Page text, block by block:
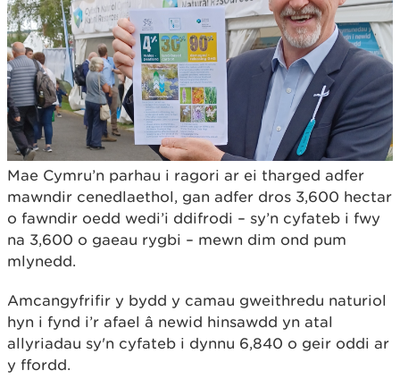
Mae Cymru’n parhau i ragori ar ei tharged adfer
mawndir cenedlaethol, gan adfer dros 3,600 hectar
o fawndir oedd wedi’i ddifrodi – sy’n cyfateb i fwy
na 3,600 o gaeau rygbi – mewn dim ond pum
mlynedd.
Amcangyfrifir y bydd y camau gweithredu naturiol
hyn i fynd i’r afael â newid hinsawdd yn atal
allyriadau sy'n cyfateb i dynnu 6,840 o geir oddi ar
y ffordd.